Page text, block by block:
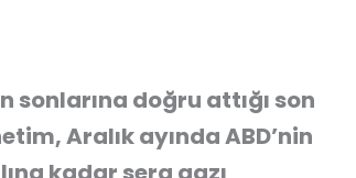
doğru attığı son
Aralık ayında ABD’nin